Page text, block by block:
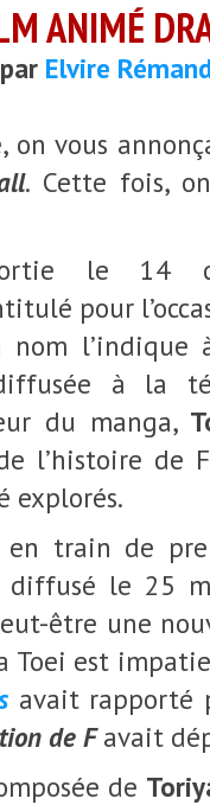
ANIMÉ
Elvire
on vous
. Cette fois,
le 14
pour
nom
à la
du manga,
l’histoire de
explorés.
train de
le 25
être une
Toei est
avait rapporté
de Favait
de